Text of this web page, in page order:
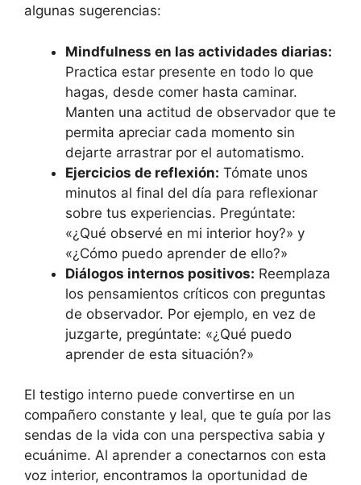
algunas sugerencias:
Mindfulness en las actividades diarias:
Practica estar presente en todo lo que
hagas, desde comer hasta caminar.
Manten una actitud de observador que te
permita apreciar cada momento sin
dejarte arrastrar por el automatismo.
Ejercicios de reflexión: Tómate unos
minutos al final del día para reflexionar
sobre tus experiencias. Pregúntate:
«¿Qué observé en mi interior hoy?» y
«¿Cómo puedo aprender de ello?»
Diálogos internos positivos: Reemplaza
los pensamientos críticos con preguntas
de observador. Por ejemplo, en vez de
juzgarte, pregúntate: «¿Qué puedo
aprender de esta situación?»
El testigo interno puede convertirse en un
compañero constante y leal, que te guía por las
sendas de la vida con una perspectiva sabia y
ecuánime. Al aprender a conectarnos con esta
voz interior, encontramos la oportunidad de